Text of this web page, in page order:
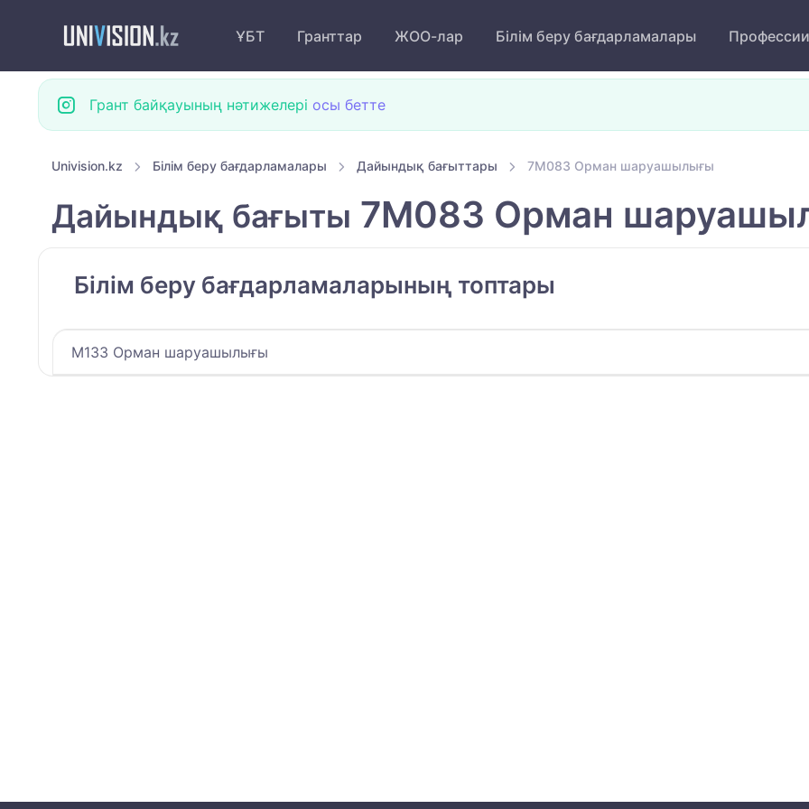
ҰБТ Гранттар ЖОО-лар Білім беру бағдарламалары Профессии
Грант байқауының нәтижелері осы бетте
Univision.kz Білім беру бағдарламалары Дайындық бағыттары 7M083 Орман шаруашылығы
Дайындық бағыты 7M083 Орман
Білім беру бағдарламаларының топтары
M133 Орман шаруашылығы